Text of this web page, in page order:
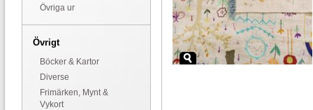
Övriga ur
Övrigt
Böcker & Kartor
Diverse
Frimärken, Mynt &
Vykort